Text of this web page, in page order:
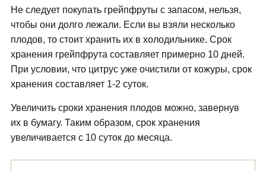
Не следует покупать грейпфруты с запасом, нельзя,
чтобы они долго лежали. Если вы взяли несколько
плодов, то стоит хранить их в холодильнике. Срок
хранения грейпфрута составляет примерно 10 дней.
При условии, что цитрус уже очистили от кожуры, срок
хранения составляет 1-2 суток.
Увеличить сроки хранения плодов можно, завернув
их в бумагу. Таким образом, срок хранения
увеличивается с 10 суток до месяца.